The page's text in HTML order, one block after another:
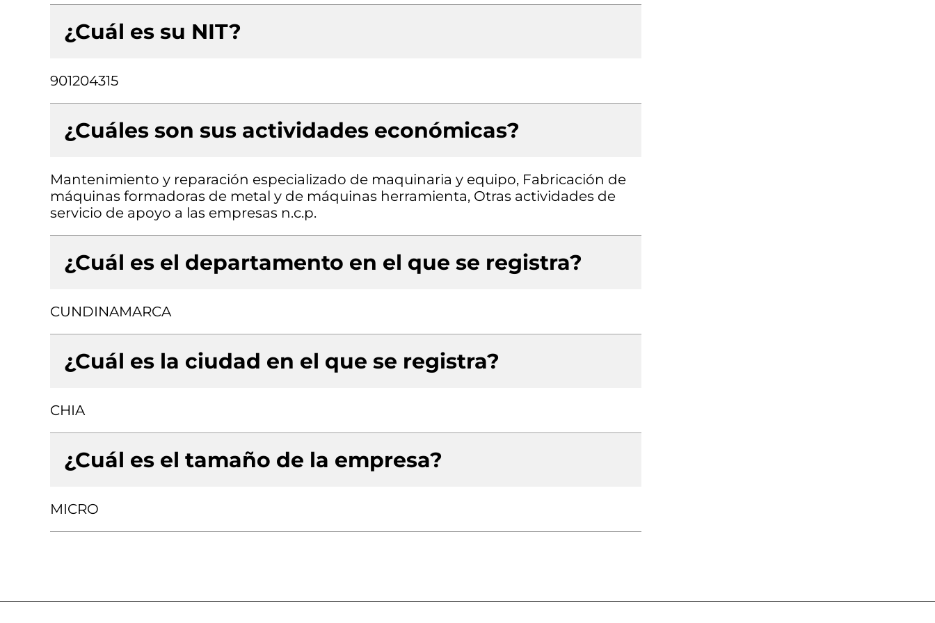
¿Cuál es su NIT?
901204315
¿Cuáles son sus actividades económicas?
Mantenimiento y reparación especializado de maquinaria y equipo, Fabricación de
máquinas formadoras de metal y de máquinas herramienta, Otras actividades de
servicio de apoyo a las empresas n.c.p.
¿Cuál es el departamento en el que se registra?
CUNDINAMARCA
¿Cuál es la ciudad en el que se registra?
CHIA
¿Cuál es el tamaño de la empresa?
MICRO